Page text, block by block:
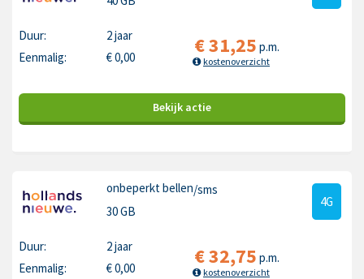
Duur:
2 jaar
Eenmalig:
€0,00 €31,25 p.m.
kostenoverzicht
Bekijk actie
onbeperkt bellen/sms
30 GB
4G
Duur:
2 jaar
Eenmalig:
€0,00 €32,75 p.m.
kostenoverzicht